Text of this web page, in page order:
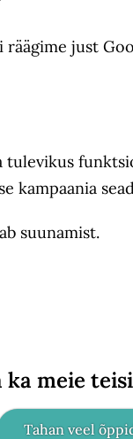
just
tulevikus
kampaania
suunamist.
ka meie
Tahan veel